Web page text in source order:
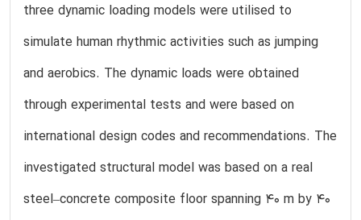
three dynamic loading models were utilised to
simulate human rhythmic activities such as jumping
and aerobics. The dynamic loads were obtained
through experimental tests and were based on
international design codes and recommendations. The
investigated structural model was based on a real
steel–concrete composite floor spanning 40 m by 40